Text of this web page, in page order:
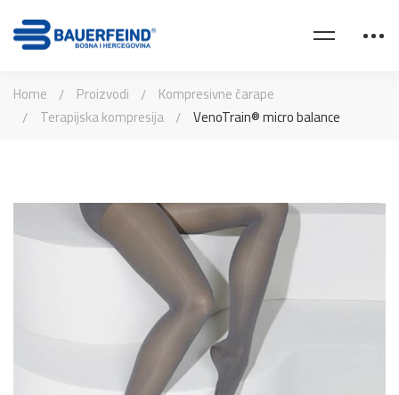
Home Proizvodi
Kompresivne čarape
Terapijska kompresija
VenoTrain® micro balance